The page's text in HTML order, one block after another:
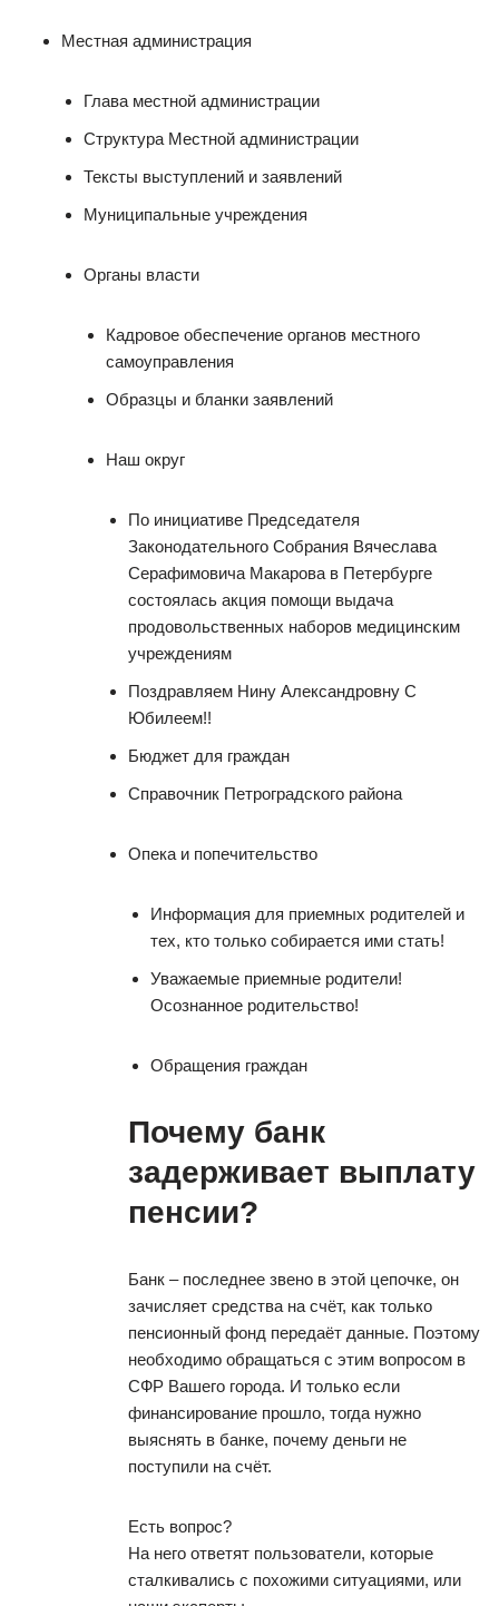
Местная администрация
Глава местной администрации
Структура Местной администрации
Тексты выступлений и заявлений
Муниципальные учреждения
Органы власти
Кадровое обеспечение органов местного
самоуправления
Образцы и бланки заявлений
Наш округ
По инициативе Председателя
Законодательного Собрания Вячеслава
Серафимовича Макарова в Петербурге
состоялась акция помощи выдача
продовольственных наборов медицинским
учреждениям
Поздравляем Нину Александровну С
Юбилеем!!
Бюджет для граждан
Справочник Петроградского района
Опека и попечительство
Информация для приемных родителей и
тех, кто только собирается ими стать!
Уважаемые приемные родители!
Осознанное родительство!
Обращения граждан
Почему банк
задерживает выплату
пенсии?
Банк – последнее звено в этой цепочке, он
зачисляет средства на счёт, как только
пенсионный фонд передаёт данные. Поэтому
необходимо обращаться с этим вопросом в
СФР Вашего города. И только если
финансирование прошло, тогда нужно
выяснять в банке, почему деньги не
поступили на счёт.
Есть вопрос?
На него ответят пользователи, которые
сталкивались с похожими ситуациями, или